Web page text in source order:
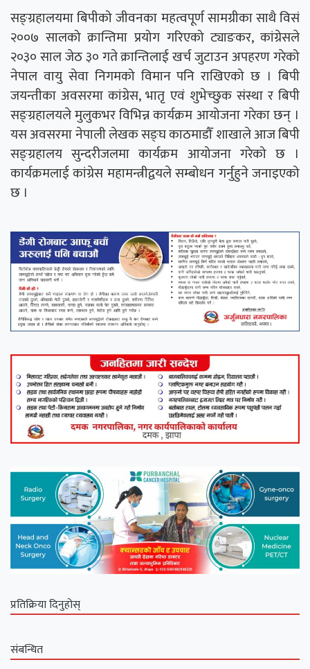
सङ्ग्रहालयमा बिपीको जीवनका महत्वपूर्ण सामग्रीका साथै विसं
२००७ सालको क्रान्तिमा प्रयोग गरिएको ट्याङकर, कांग्रेसले
२०३० साल जेठ ३० गते क्रान्तिलाई खर्च जुटाउन अपहरण गरेको
नेपाल वायु सेवा निगमको विमान पनि राखिएको छ । बिपी
जयन्तीका अवसरमा कांग्रेस, भातृ एवं शुभेच्छुक संस्था र बिपी
सङ्ग्रहालयले मुलुकभर विभिन्न कार्यक्रम आयोजना गरेका छन् ।
यस अवसरमा नेपाली लेखक सङ्घ काठमाडौँ शाखाले आज बिपी
सङ्ग्रहालय सुन्दरीजलमा कार्यक्रम आयोजना गरेको छ ।
कार्यक्रमलाई कांग्रेस महामन्त्रीद्वयले सम्बोधन गर्नुहुने जनाइएको
छ ।
प्रतिक्रिया दिनुहोस्
संबन्धित